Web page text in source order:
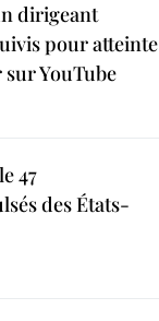
dirigeant
pour atteinte
YouTube
47
des États-